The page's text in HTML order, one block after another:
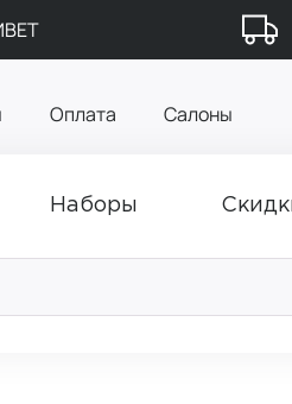
Оплата Салоны
Наборы